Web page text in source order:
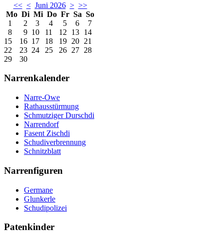
<< < Juni 2026 > >>
Mo Di Mi Do Fr Sa So
1
2 3 4 5 6
7
8
9 10 11 12 13 14
15
16 17 18 19 20 21
22
23 24 25 26 27 28
29
30
Narrenkalender
Narre-Owe
Rathausstürmung
Schmutziger Durschdi
Narrendorf
Fasent Zischdi
Schudiverbrennung
Schnitzblatt
Narrenfiguren
Germane
Glunkerle
Schudipolizei
Patenkinder